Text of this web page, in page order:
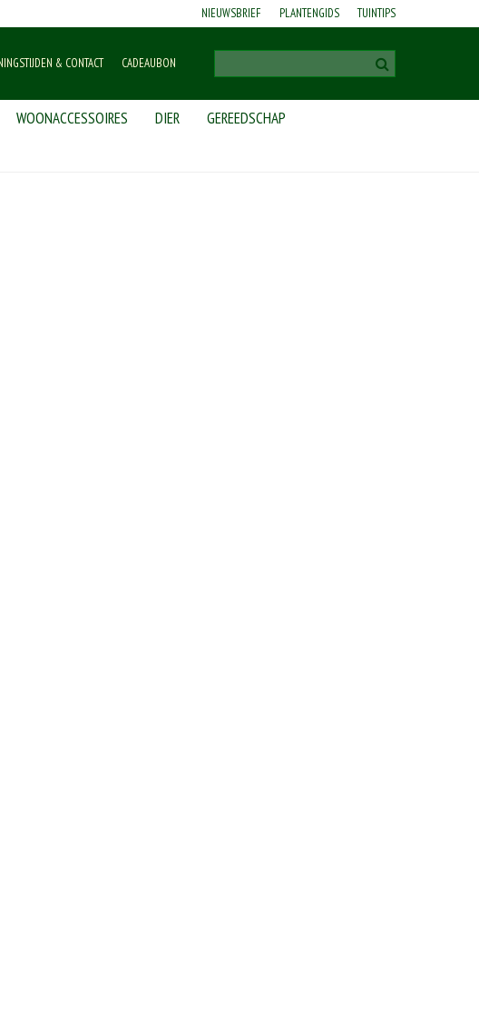
NIEUWSBRIEF PLANTENGIDS TUINTIPS
& CONTACT CADEAUBON
WOONACCESSOIRES DIER
GEREEDSCHAP